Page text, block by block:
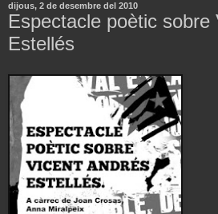
dijous, 2 de desembre del 2010
Espectacle poètic sobre
Estellés